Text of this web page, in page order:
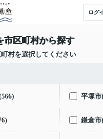
ログ
市区町村から探す
村を選択してください
平塚市
鎌倉市